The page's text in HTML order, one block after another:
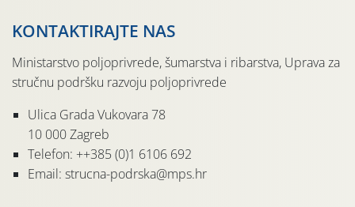
KONTAKTIRAJTE NAS
Ministarstvo poljoprivrede, šumarstva i ribarstva, Uprava za
stručnu podršku razvoju poljoprivrede
Ulica Grada Vukovara 78
10 000 Zagreb
Telefon: ++385 (0)1 6106 692
Email: strucna-podrska@mps.hr